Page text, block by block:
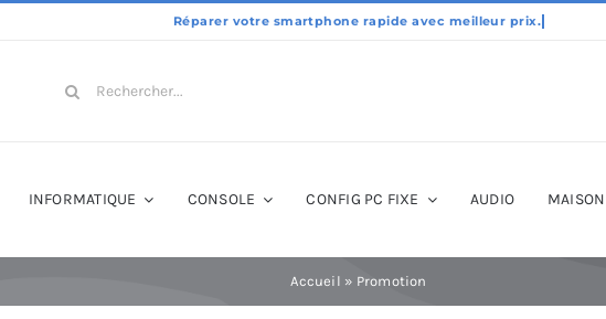
Search
INFORMATIQUE CONSOLE CONFIG PC FIXE AUDIO MAISON
Accueil » Promotion